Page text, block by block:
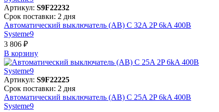
Артикул: S9F22232
Срок поставки: 2 дня
Автоматический выключатель (АВ) C 32A 2P 6kA 400В
Systeme9
3 806 ₽
В корзинy
Артикул: S9F22225
Срок поставки: 2 дня
Автоматический выключатель (АВ) C 25A 2P 6kA 400В
Systeme9